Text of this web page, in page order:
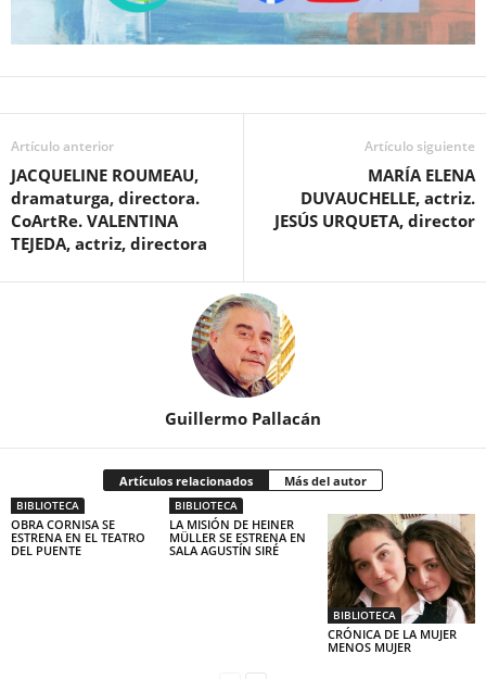
Artículo anterior
JACQUELINE ROUMEAU,
dramaturga, directora.
CoArtRe. VALENTINA
TEJEDA, actriz, directora
Artículo siguiente
MARÍA ELENA
DUVAUCHELLE, actriz.
JESÚS URQUETA, director
Guillermo Pallacán
Artículos relacionados Más del autor
BIBLIOTECA
OBRA CORNISA SE
ESTRENA EN EL TEATRO
DEL PUENTE
BIBLIOTECA
LA MISIÓN DE HEINER
MÜLLER SE ESTRENA EN
SALA AGUSTÍN SIRÉ
BIBLIOTECA
CRÓNICA DE LA MUJER
MENOS MUJER